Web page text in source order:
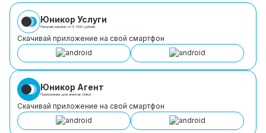
Юникор Услуги
Получай кешбэк от 5 000 рублей
Скачивай приложение на свой смартфон
Юникор Агент
Приложение для агентов Unikor
Скачивай приложение на свой смартфон